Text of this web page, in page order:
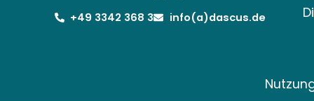
+49 3342 368 3
info(a)dascus.de